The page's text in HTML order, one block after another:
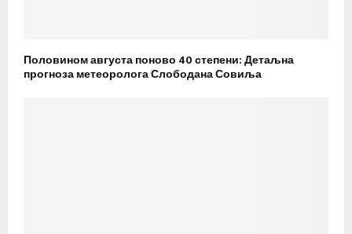
Половином августа поново 40 степени: Детаљна
прогноза метеоролога Слободана Совиља